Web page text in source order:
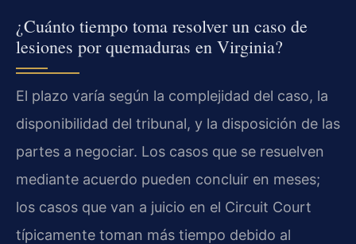
¿Cuánto tiempo toma resolver un caso de
lesiones por quemaduras en Virginia?
El plazo varía según la complejidad del caso, la
disponibilidad del tribunal, y la disposición de las
partes a negociar. Los casos que se resuelven
mediante acuerdo pueden concluir en meses;
los casos que van a juicio en el Circuit Court
típicamente toman más tiempo debido al